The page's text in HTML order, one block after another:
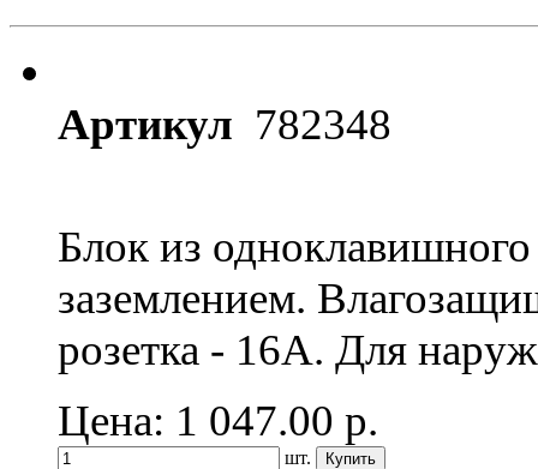
Артикул 782348
Блок из
заземлением.
розетка - 16А. Для
Цена: 1 047.00 р.
шт.